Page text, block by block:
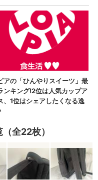
全22枚）